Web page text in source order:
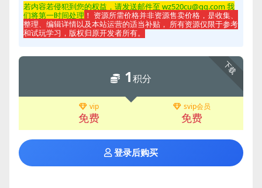
若内容若侵犯到您的权益，请发送邮件至 wz520cu@qq.com 我
们将第一时间处理 ！ 资源所需价格并非资源售卖价格，是收集、
整理、编辑详情以及本站运营的适当补贴， 所有资源仅限于参考
和试玩学习，版权归原开发者所有。
下载
1积分
vip
免费
svip会员
免费
登录后购买